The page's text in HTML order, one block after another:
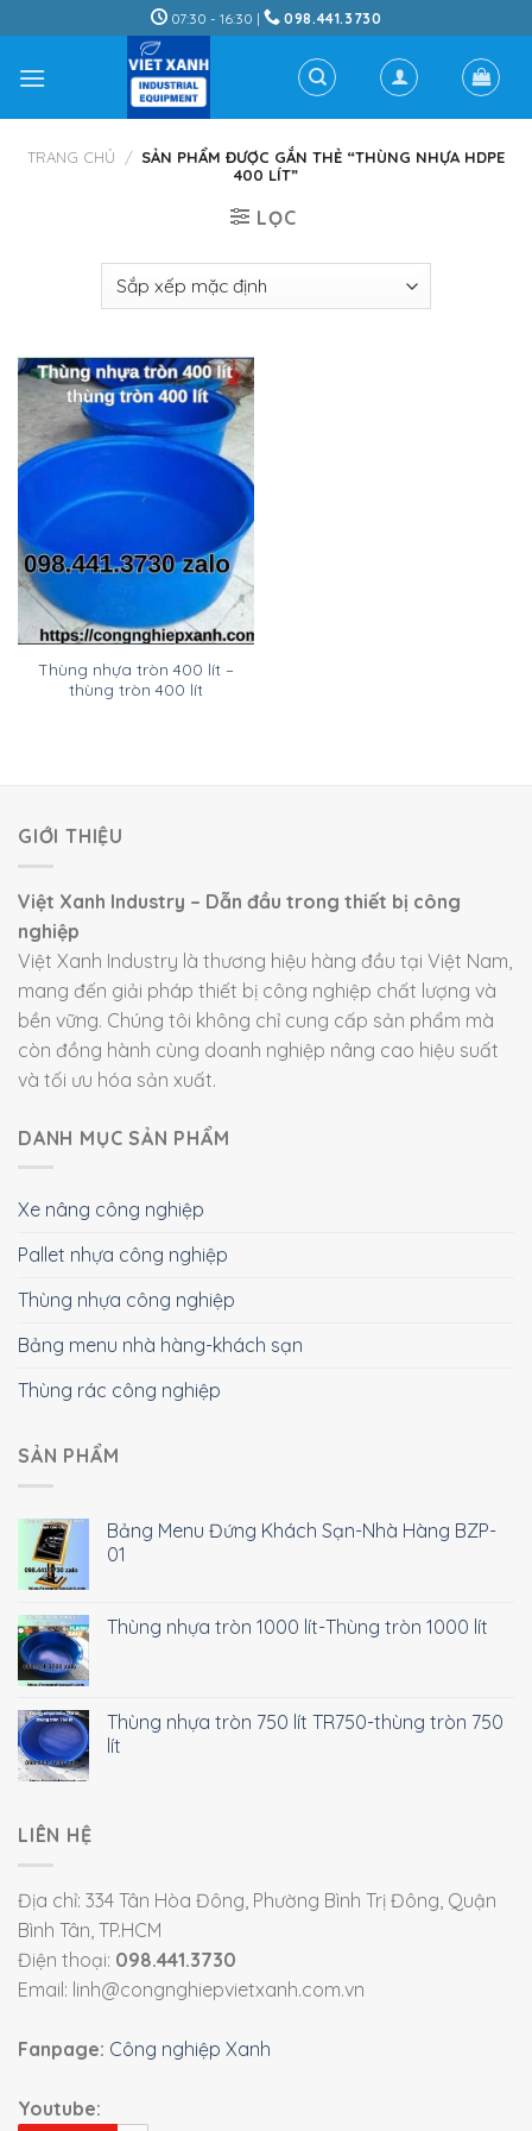
to
content
07:30 - 16:30 | 098.441.3730
TRANG CHỦ / SẢN PHẨM ĐƯỢC GẮN THẺ “THÙNG NHỰA HDPE
400 LÍT”
LỌC
Thùng nhựa tròn 400 lít –
thùng tròn 400 lít
GIỚI THIỆU
Việt Xanh Industry – Dẫn đầu trong thiết bị công
nghiệp
Việt Xanh Industry là thương hiệu hàng đầu tại Việt Nam,
mang đến giải pháp thiết bị công nghiệp chất lượng và
bền vững. Chúng tôi không chỉ cung cấp sản phẩm mà
còn đồng hành cùng doanh nghiệp nâng cao hiệu suất
và tối ưu hóa sản xuất.
DANH MỤC SẢN PHẨM
Xe nâng công nghiệp
Pallet nhựa công nghiệp
Thùng nhựa công nghiệp
Bảng menu nhà hàng-khách sạn
Thùng rác công nghiệp
SẢN PHẨM
Bảng Menu Đứng Khách Sạn-Nhà Hàng BZP-
01
Thùng nhựa tròn 1000 lít-Thùng tròn 1000 lít
Thùng nhựa tròn 750 lít TR750-thùng tròn 750
lít
LIÊN HỆ
Địa chỉ: 334 Tân Hòa Đông, Phường Bình Trị Đông, Quận
Bình Tân, TP.HCM
Điện thoại: 098.441.3730
Email: linh@congnghiepvietxanh.com.vn
Fanpage: Công nghiệp Xanh
Youtube: